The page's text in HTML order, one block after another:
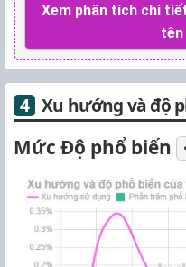
Xem phân tích chi
tên
Xu hướng và độ
Mức Độ phổ biến